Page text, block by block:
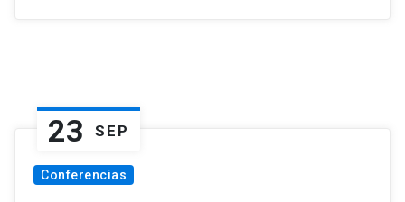
23 SEP
Conferencias